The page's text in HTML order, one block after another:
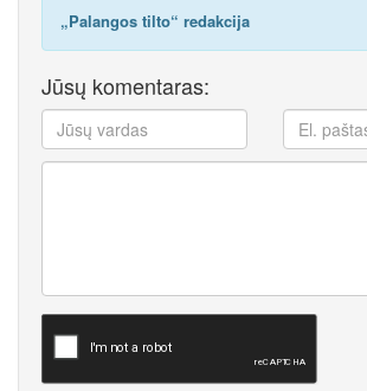
„Palangos tilto“ redakcija
Jūsų komentaras: